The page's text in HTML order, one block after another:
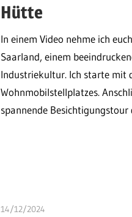
Hütte
In einem Video nehme ich
Saarland, einem
Industriekultur. Ich starte mit
Wohnmobilstellplatzes.
spannende
14/12/2024